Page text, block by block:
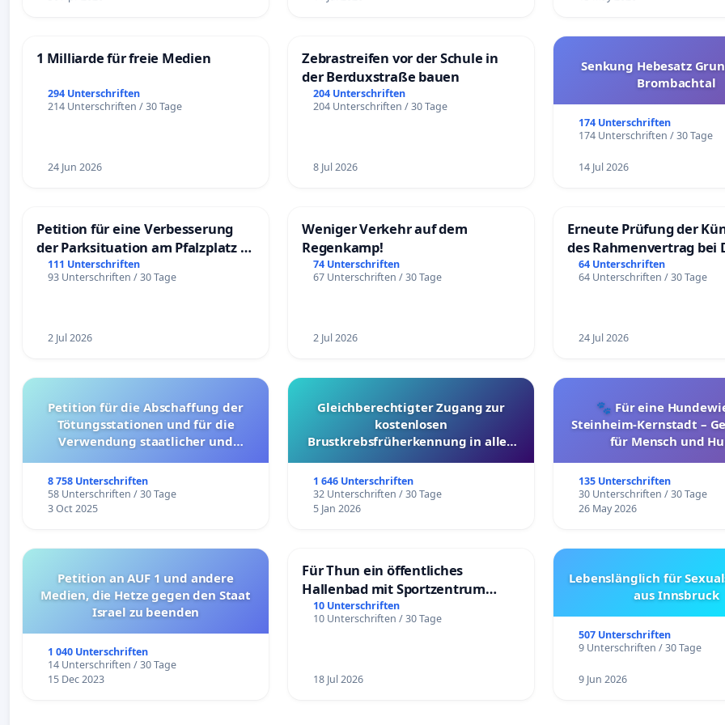
1 Milliarde für freie Medien
294 Unterschriften
214 Unterschriften / 30 Tage
24 Jun 2026
Zebrastreifen vor der Schule in
der Berduxstraße bauen
204 Unterschriften
204 Unterschriften / 30 Tage
8 Jul 2026
Senkung Hebesatz
Brombachtal
174 Unterschriften
174 Unterschriften / 30 Tage
14 Jul 2026
Petition für eine Verbesserung
der Parksituation am Pfalzplatz in
Mannheim
111 Unterschriften
93 Unterschriften / 30 Tage
2 Jul 2026
Weniger Verkehr auf dem
Regenkamp!
74 Unterschriften
67 Unterschriften / 30 Tage
2 Jul 2026
Erneute Prüfung der
des Rahmenvertrag bei
Fahrwegdienste Gmbh
64 Unterschriften
64 Unterschriften / 30 Tage
24 Jul 2026
Petition für die Abschaffung der
Tötungsstationen und für die
Verwendung staatlicher und
8 758 Unterschriften
58 Unterschriften / 30 Tage
3 Oct 2025
Gleichberechtigter Zugang zur
kostenlosen
Brustkrebsfrüherkennung in allen
1 646 Unterschriften
32 Unterschriften / 30 Tage
5 Jan 2026
🐾 Für eine
Steinheim-Kernstadt –
für Mensch und
135 Unterschriften
30 Unterschriften / 30 Tage
26 May 2026
Petition an AUF 1 und andere
Medien, die Hetze gegen den Staat
Israel zu beenden
1 040 Unterschriften
14 Unterschriften / 30 Tage
15 Dec 2023
Für Thun ein öffentliches
Hallenbad mit Sportzentrum
schaffen
10 Unterschriften
10 Unterschriften / 30 Tage
18 Jul 2026
Lebenslänglich für
aus Innsbruck
507 Unterschriften
9 Unterschriften / 30 Tage
9 Jun 2026